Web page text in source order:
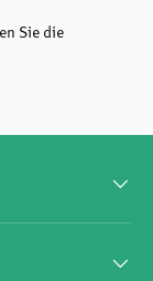
Sie die